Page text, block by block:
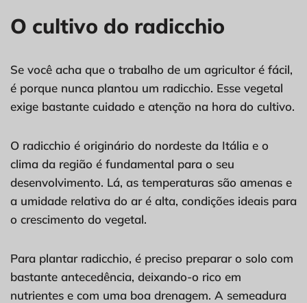
O cultivo do radicchio
Se você acha que o trabalho de um agricultor é fácil,
é porque nunca plantou um radicchio. Esse vegetal
exige bastante cuidado e atenção na hora do cultivo.
O radicchio é originário do nordeste da Itália e o
clima da região é fundamental para o seu
desenvolvimento. Lá, as temperaturas são amenas e
a umidade relativa do ar é alta, condições ideais para
o crescimento do vegetal.
Para plantar radicchio, é preciso preparar o solo com
bastante antecedência, deixando-o rico em
nutrientes e com uma boa drenagem. A semeadura